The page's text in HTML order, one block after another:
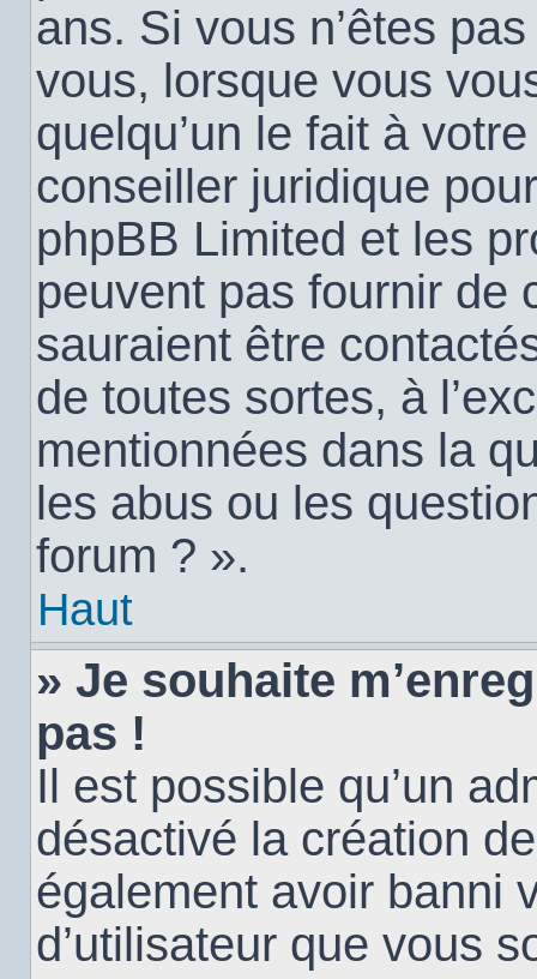
ans. Si vous n’êtes
vous, lorsque vous
quelqu’un le fait à
conseiller juridique
phpBB Limited et les
peuvent pas fournir de
sauraient être
de toutes sortes, à
mentionnées dans la
les abus ou les
forum ? ».
Haut
» Je souhaite
pas !
Il est possible qu’un
désactivé la création
également avoir banni
d’utilisateur que vous